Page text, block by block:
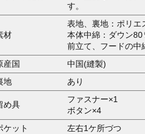
す。
材
表地、裏地：ポリエ
本体中綿：ダウン80
前立て、フードの中
産国
中国(縫製)
地
あり
め具
ファスナー×1
ボタン×4
ケット
左右1ケ所づつ